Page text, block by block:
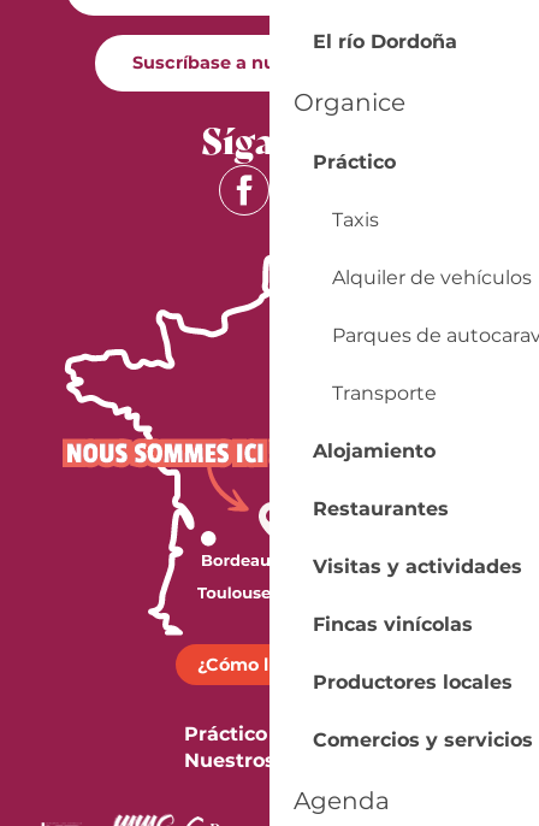
El río Dordoña
Organice
Práctico
Taxis
Alquiler de vehículos
Parques de
Transporte
Alojamiento
Restaurantes
Visitas y actividades
Fincas vinícolas
Productores locales
Comercios y servicios
Agenda
Suscríbase a nuestro boletín
Síganos
¿Cómo llegar?
Práctico
Nuestros folletos